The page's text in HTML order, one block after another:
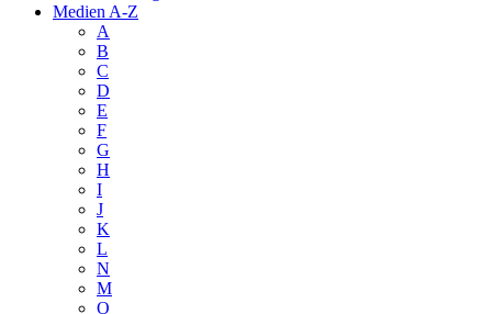
Medien A-Z
A
B
C
D
E
F
G
H
I
J
K
L
N
M
O